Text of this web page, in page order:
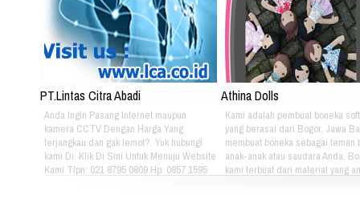
PT.Lintas Citra Abadi
Anda Ingin Pasang Internet maupun
kamera CCTV Dengan Harga Yang
terjangkau dan gak lemot?. Yuk hubungi
kami Di: Klik Di Sini Untuk Menuju Website
Kami Tlpn: 021 8795 0809 Hp: 0857 1595
Athina Dolls
Kami adalah pembuat boneka
yang berasal dari Bogor, Jawa
membuat boneka sebagai teman
anak-anak atau saudara Anda.
kami terbuat dari material yang